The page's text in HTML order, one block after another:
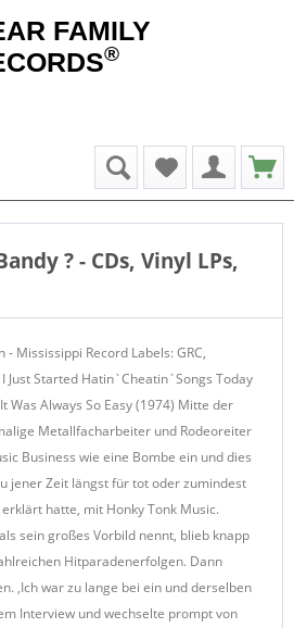
FAMILY
®
? - CDs, Vinyl LPs,
Mississippi Record Labels: GRC,
Just Started Hatin`Cheatin`Songs Today
Was Always So Easy (1974) Mitte der
Metallfacharbeiter und Rodeoreiter
Business wie eine Bombe ein und dies
jener Zeit längst für tot oder zumindest
hatte, mit Honky Tonk Music.
sein großes Vorbild nennt, blieb knapp
Hitparadenerfolgen. Dann
,Ich war zu lange bei ein und derselben
Interview und wechselte prompt von